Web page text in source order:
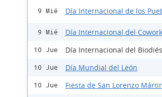
9 Mié Día Internacional de los
9 Mié Día Internacional del
10 Jue Día Internacional del
10 Jue Día Mundial del León
10 Jue Fiesta de San Lorenzo Mártir